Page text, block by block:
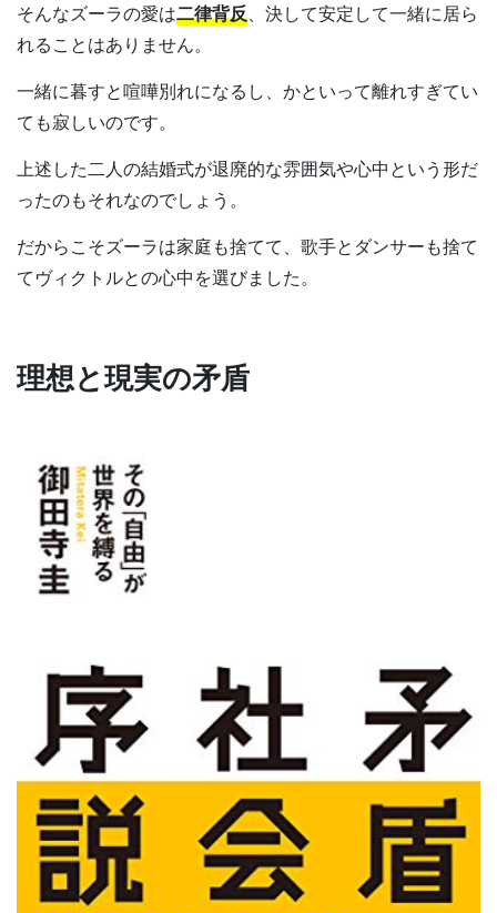
そんなズーラの愛は二律背反 、決して安定して一緒に居ら
れることはありません。
一緒に暮すと喧嘩別れになるし、かといって離れすぎてい
ても寂しいのです。
上述した二人の結婚式が退廃的な雰囲気や心中という形だ
ったのもそれなのでしょう。
だからこそズーラは家庭も捨てて、歌手とダンサーも捨て
てヴィクトルとの心中を選びました。
理想と現実の矛盾